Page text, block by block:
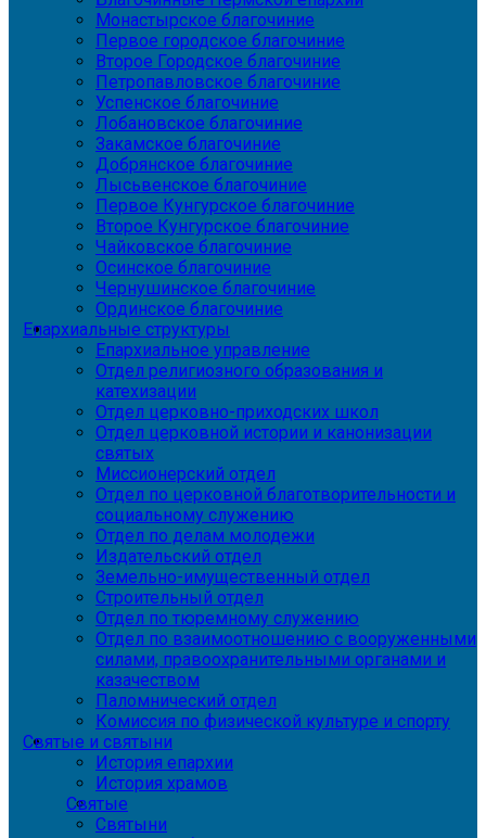
Монастырское благочиние
Первое городское благочиние
Второе Городское благочиние
Петропавловское благочиние
Успенское благочиние
Лобановское благочиние
Закамское благочиние
Добрянское благочиние
Лысьвенское благочиние
Первое Кунгурское благочиние
Второе Кунгурское благочиние
Чайковское благочиние
Осинское благочиние
Чернушинское благочиние
Ординское благочиние
Епархиальные структуры
Епархиальное управление
Отдел религиозного образования и
катехизации
Отдел церковно-приходских школ
Отдел церковной истории и канонизации
святых
Миссионерский отдел
Отдел по церковной благотворительности и
социальному служению
Отдел по делам молодежи
Издательский отдел
Земельно-имущественный отдел
Строительный отдел
Отдел по тюремному служению
Отдел по взаимоотношению с вооруженными
силами, правоохранительными органами и
казачеством
Паломнический отдел
Комиссия по физической культуре и спорту
Святые и святыни
История епархии
История храмов
Святые
Святыни